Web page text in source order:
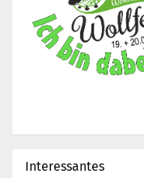
Interessantes